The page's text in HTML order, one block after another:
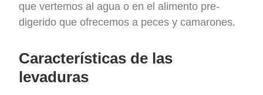
que vertemos al agua o en el alimento pre-
digerido que ofrecemos a peces y camarones.
Características de las
levaduras